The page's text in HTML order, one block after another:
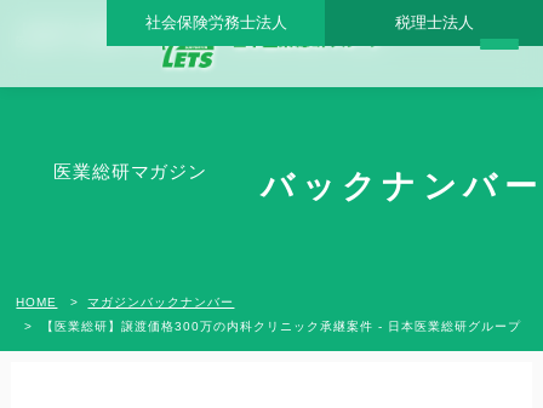
【医業総研】譲渡価格300万の内科クリニック承継案件 - 日本医業総研グループ |日本
社会保険労務士法人 税理士法人
医業総研マガジン バックナンバー
HOME
マガジンバックナンバー
【医業総研】譲渡価格300万の内科クリニック承継案件 - 日本医業総研グループ